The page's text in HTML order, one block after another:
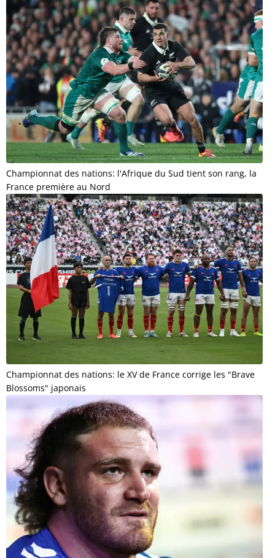
Championnat des nations: l'Afrique du Sud tient son rang, la
France première au Nord
Championnat des nations: le XV de France corrige les "Brave
Blossoms" japonais